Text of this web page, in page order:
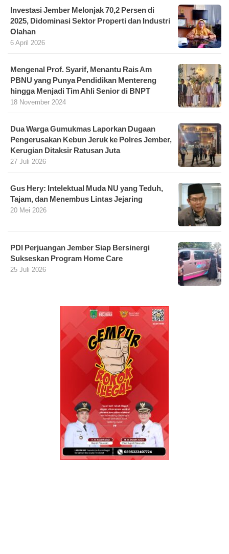
Investasi Jember Melonjak 70,2 Persen di
2025, Didominasi Sektor Properti dan Industri
Olahan
6 April 2026
Mengenal Prof. Syarif, Menantu Rais Am
PBNU yang Punya Pendidikan Mentereng
hingga Menjadi Tim Ahli Senior di BNPT
18 November 2024
Dua Warga Gumukmas Laporkan Dugaan
Pengerusakan Kebun Jeruk ke Polres Jember,
Kerugian Ditaksir Ratusan Juta
27 Juli 2026
Gus Hery: Intelektual Muda NU yang Teduh,
Tajam, dan Menembus Lintas Jejaring
20 Mei 2026
PDI Perjuangan Jember Siap Bersinergi
Sukseskan Program Home Care
25 Juli 2026